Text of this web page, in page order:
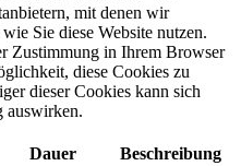
mit denen wir
Sie diese Website nutzen.
Zustimmung in Ihrem Browser
diese Cookies zu
dieser Cookies kann sich
auswirken.
Dauer Beschreibung